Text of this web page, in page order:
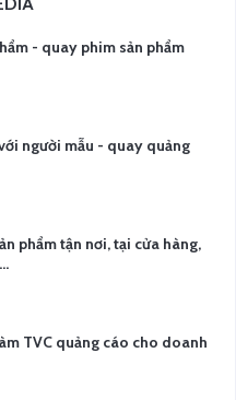
- quay phim sản phẩm
người mẫu - quay quảng
phẩm tận nơi, tại cửa hàng,
TVC quảng cáo cho doanh